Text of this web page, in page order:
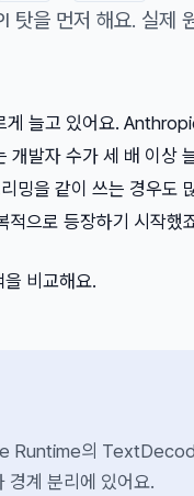
탓을 먼저 해요. 실제
늘고 있어요.
발자 수가 세 배 이상
밍을 같이 쓰는 경우도
으로 등장하기 시작했
비교해요.
Runtime의
경계 분리에 있어요.